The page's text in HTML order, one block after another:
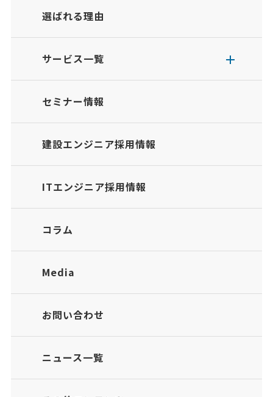
選ばれる理由
サービス一覧
セミナー情報
建設エンジニア採用情報
ITエンジニア採用情報
コラム
Media
お問い合わせ
ニュース一覧